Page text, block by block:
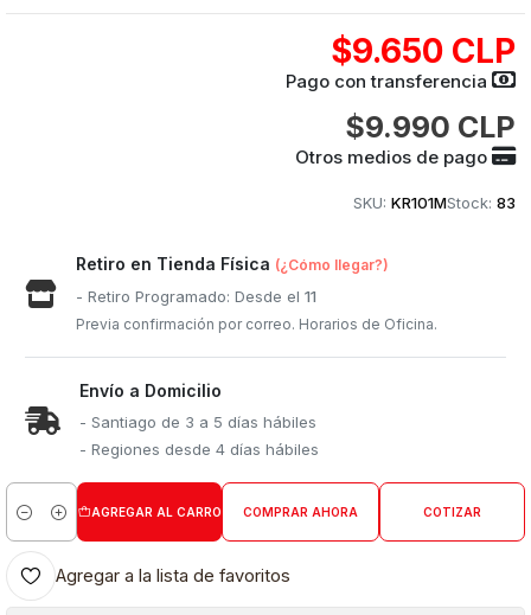
$9.650 CLP
Pago con transferencia
$9.990 CLP
Otros medios de pago
SKU: KR101MStock: 83
Retiro en Tienda Física (¿Cómo llegar?)
- Retiro Programado: Desde el11
Previa confirmación por correo. Horarios de Oficina.
Envío a Domicilio
- Santiago de 3 a 5 días hábiles
- Regiones desde 4 días hábiles
Cantidad
AGREGAR AL CARRO COMPRAR AHORA COTIZAR
Agregar a la lista de favoritos